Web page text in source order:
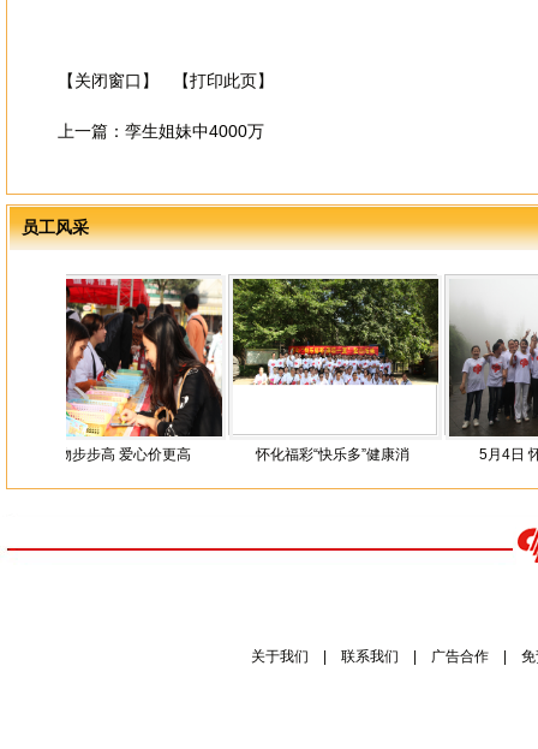
【关闭窗口】 【打印此页】
上一篇： 孪生姐妹中4000万
员工风采
步步高 爱心价更高 怀化福彩“快乐多”健康消 5月4日 怀化福彩“
关于我们 联系我们 广告合作